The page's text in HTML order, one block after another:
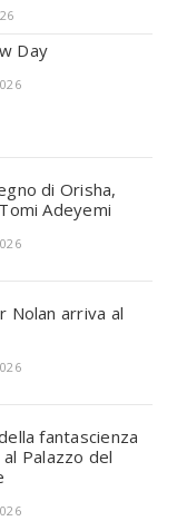
Day
di Orisha,
Adeyemi
Nolan arriva al
fantascienza
Palazzo del